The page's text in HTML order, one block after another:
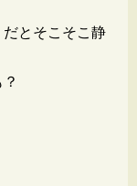
とそこそこ静